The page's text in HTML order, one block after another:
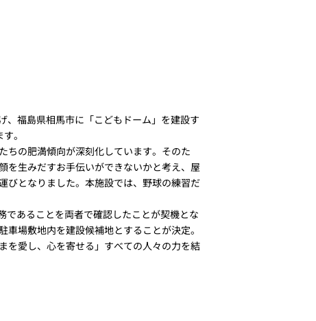
福島県相馬市に「こどもドーム」を建設す
。
ちの肥満傾向が深刻化しています。そのた
を生みだすお手伝いができないかと考え、屋
びとなりました。本施設では、野球の練習だ
あることを両者で確認したことが契機とな
場敷地内を建設候補地とすることが決定。
を愛し、心を寄せる」すべての人々の力を結